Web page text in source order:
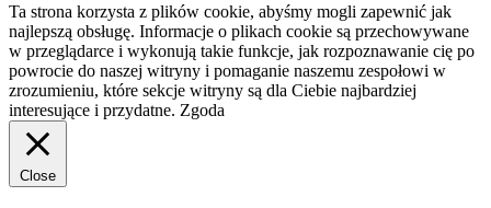
Ta strona korzysta z plików cookie, abyśmy mogli zapewnić jak
najlepszą obsługę. Informacje o plikach cookie są przechowywane
w przeglądarce i wykonują takie funkcje, jak rozpoznawanie cię po
powrocie do naszej witryny i pomaganie naszemu zespołowi w
zrozumieniu, które sekcje witryny są dla Ciebie najbardziej
interesujące i przydatne. Zgoda
Close